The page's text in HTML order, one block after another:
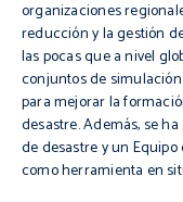
organizaciones
reducción y la gestión
las pocas que a nivel
conjuntos de
para mejorar la
desastre. Además, se
de desastre y un
como herramienta en